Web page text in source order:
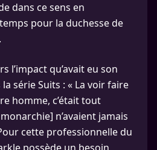
dans ce sens en
pour la duchesse de
l’impact qu’avait eu son
série Suits : « La voir faire
homme, c’était tout
n’avaient jamais
cette professionnelle du